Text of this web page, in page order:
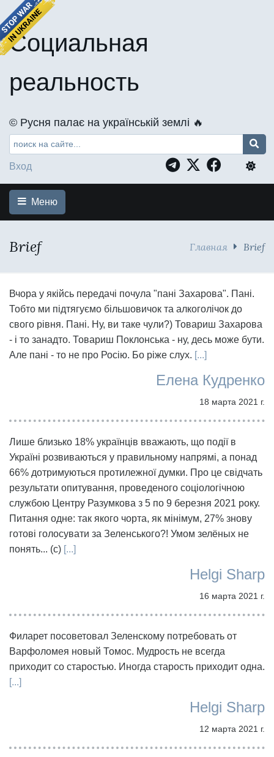
Социальная
реальность
©️ Русня палає на українській землі 🔥
Вход
Меню
Brief Главная Brief
Вчора у якійсь передачі почула "пані Захарова". Пані.
Тобто ми підтягуємо більшовичок та алкоголічок до
свого рівня. Пані. Ну, ви таке чули?) Товариш Захарова
- і то занадто. Товариш Поклонська - ну, десь може бути.
Але пані - то не про Росію. Бо ріже слух. [...]
Елена Кудренко
18 марта 2021 г.
Лише близько 18% українців вважають, що події в
Україні розвиваються у правильному напрямі, а понад
66% дотримуються протилежної думки. Про це свідчать
результати опитування, проведеного соціологічною
службою Центру Разумкова з 5 по 9 березня 2021 року.
Питання одне: так якого чорта, як мінімум, 27% знову
готові голосувати за Зеленського?! Умом зелёных не
понять... (с) [...]
Helgi Sharp
16 марта 2021 г.
Филарет посоветовал Зеленскому потребовать от
Варфоломея новый Томос. Мудрость не всегда
приходит со старостью. Иногда старость приходит одна.
[...]
Helgi Sharp
12 марта 2021 г.